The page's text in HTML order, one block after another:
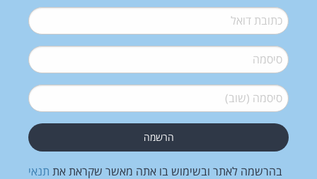
דואל*
סיסמה*
סיסמה (שוב)*
בהרשמה לאתר ובשימוש בו אתה מאשר שקראת את תנאי